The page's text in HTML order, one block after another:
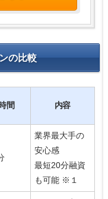
の比較
間 内容
業界最大手の
安心感
最短20分融資
も可能 ※１